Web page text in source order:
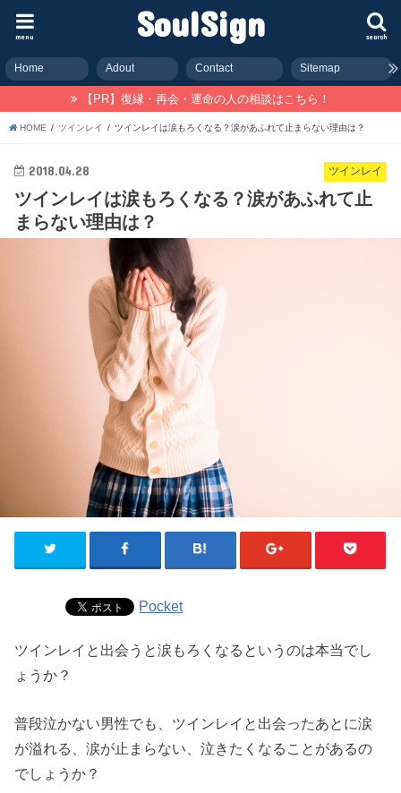
SoulSign search
menu
Home Adout Contact Sitemap
【PR】復縁・再会・運命の人の相談はこちら！
HOME ツインレイ ツインレイは涙もろくなる？涙があふれて止まらない理由は？
ツインレイ
2018.04.28
ツインレイは涙もろくなる？涙があふれて止
まらない理由は？
Pocket
ツインレイと出会うと涙もろくなるというのは本当でし
ょうか？
普段泣かない男性でも、ツインレイと出会ったあとに涙
が溢れる、涙が止まらない、泣きたくなることがあるの
でしょうか？